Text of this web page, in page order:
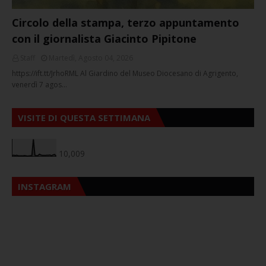
Circolo della stampa, terzo appuntamento
con il giornalista Giacinto Pipitone
https://ift.tt/JrhoRML Al Giardino del Museo Diocesano di Agrigento,
venerdì 7 agos…
VISITE DI QUESTA SETTIMANA
10,009
INSTAGRAM